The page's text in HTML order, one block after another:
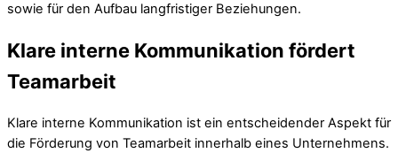
sowie für den Aufbau langfristiger Beziehungen.
Klare interne Kommunikation fördert
Teamarbeit
Klare interne Kommunikation ist ein entscheidender Aspekt für
die Förderung von Teamarbeit innerhalb eines Unternehmens.